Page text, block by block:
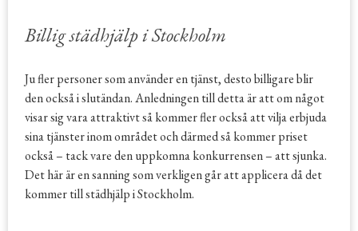
Billig städhjälp i Stockholm
Ju fler personer som använder en tjänst, desto billigare blir
den också i slutändan. Anledningen till detta är att om något
visar sig vara attraktivt så kommer fler också att vilja erbjuda
sina tjänster inom området och därmed så kommer priset
också – tack vare den uppkomna konkurrensen – att sjunka.
Det här är en sanning som verkligen går att applicera då det
kommer till städhjälp i Stockholm.